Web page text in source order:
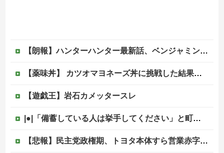
【朗報】ハンターハンター最新話、ベンジャミンが覚醒して主人公になるwwwwwwwwwww
【薬味丼】 カツオマヨネーズ丼に挑戦した結果ｗｗｗ（画像あり）
【遊戯王】岩石カメッタースレ
|●|「備蓄している人は挙手してください」と町内会のミーティング、何の気なしに手を挙げてしまった結果……
【悲報】民主党政権期、トヨタ本体すら営業赤字になる「超円高」…中小企業の景況も厳しい水準だった←これエグいよな他